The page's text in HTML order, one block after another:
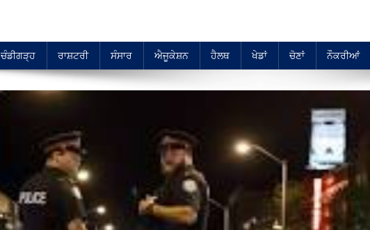
ਚੰਡੀਗੜ੍ਹ ਰਾਸ਼ਟਰੀ ਸੰਸਾਰ ਐਜੂਕੇਸ਼ਨ ਹੈਲਥ ਖੇਡਾਂ ਚੋਣਾਂ ਨੌਕਰੀਆਂ